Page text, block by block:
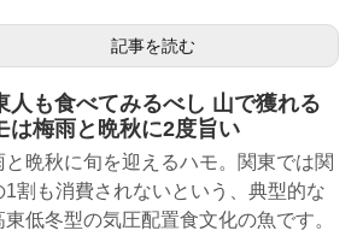
記事を読む
人も食べてみるべし 山で獲れる
は梅雨と晩秋に2度旨い
と晩秋に旬を迎えるハモ。関東では関
1割も消費されないという、典型的な
東低冬型の気圧配置食文化の魚です。